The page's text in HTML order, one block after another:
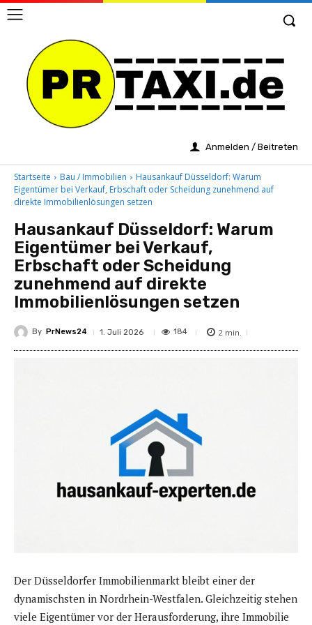
Anmelden / Beitreten
Startseite Bau / Immobilien
Hausankauf Düsseldorf: Warum
Eigentümer bei Verkauf, Erbschaft oder Scheidung zunehmend auf
direkte Immobilienlösungen setzen
Hausankauf Düsseldorf: Warum
Eigentümer bei Verkauf,
Erbschaft oder Scheidung
zunehmend auf direkte
Immobilienlösungen setzen
By PrNews24 1. Juli 2026 184 2 min.
Der Düsseldorfer Immobilienmarkt bleibt einer der
dynamischsten in Nordrhein-Westfalen. Gleichzeitig stehen
viele Eigentümer vor der Herausforderung, ihre Immobilie